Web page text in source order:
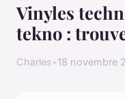
Vinyles
tekno :
Charles•18 novembre